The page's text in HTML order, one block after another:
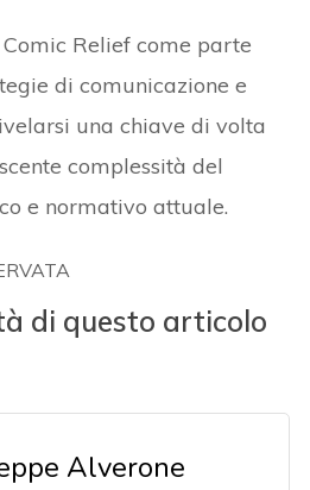
Relief come parte
di comunicazione e
una chiave di volta
complessità del
e normativo attuale.
di questo articolo
Alverone